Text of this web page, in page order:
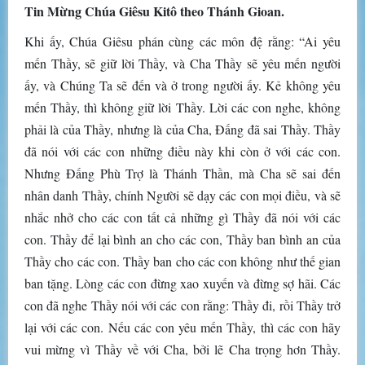
Tin Mừng Chúa Giêsu Kitô theo Thánh Gioan.
Khi ấy, Chúa Giêsu phán cùng các môn đệ rằng: “Ai yêu
mến Thầy, sẽ giữ lời Thầy, và Cha Thầy sẽ yêu mến người
ấy, và Chúng Ta sẽ đến và ở trong người ấy. Kẻ không yêu
mến Thầy, thì không giữ lời Thầy. Lời các con nghe, không
phải là của Thầy, nhưng là của Cha, Ðấng đã sai Thầy. Thầy
đã nói với các con những điều này khi còn ở với các con.
Nhưng Ðấng Phù Trợ là Thánh Thần, mà Cha sẽ sai đến
nhân danh Thầy, chính Người sẽ dạy các con mọi điều, và sẽ
nhắc nhở cho các con tất cả những gì Thầy đã nói với các
con. Thầy để lại bình an cho các con, Thầy ban bình an của
Thầy cho các con. Thầy ban cho các con không như thế gian
ban tặng. Lòng các con đừng xao xuyến và đừng sợ hãi. Các
con đã nghe Thầy nói với các con rằng: Thầy đi, rồi Thầy trở
lại với các con. Nếu các con yêu mến Thầy, thì các con hãy
vui mừng vì Thầy về với Cha, bởi lẽ Cha trọng hơn Thầy.